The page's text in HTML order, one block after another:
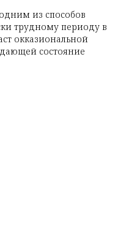
одним из способов
трудному периоду в
окказиональной
состояние